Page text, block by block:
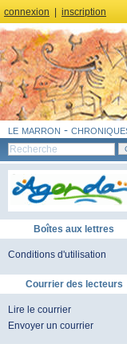
connexion inscription
le marron -
Boîtes aux lettres
Conditions d'utilisation
Courrier des lecteurs
Lire le courrier
Envoyer un courrier